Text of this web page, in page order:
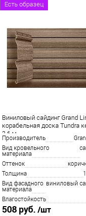
Есть образец
Виниловый сайдинг Grand
корабельная доска Tundra
3.6 м
Производитель
Вид кровельного
материала
Оттенок
Толщина
Вид фасадного
материала
виниловый
Влагостойкость
508 руб. /шт